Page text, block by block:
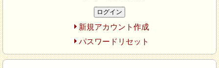
新規アカウント作成
パスワードリセット